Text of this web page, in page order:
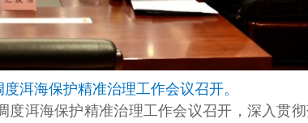
洱海保护精准治理工作会议召开。
度洱海保护精准治理工作会议召开，深入贯